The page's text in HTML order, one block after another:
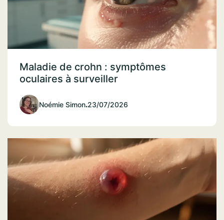
Maladie de crohn : symptômes
oculaires à surveiller
Noémie Simon.23/07/2026